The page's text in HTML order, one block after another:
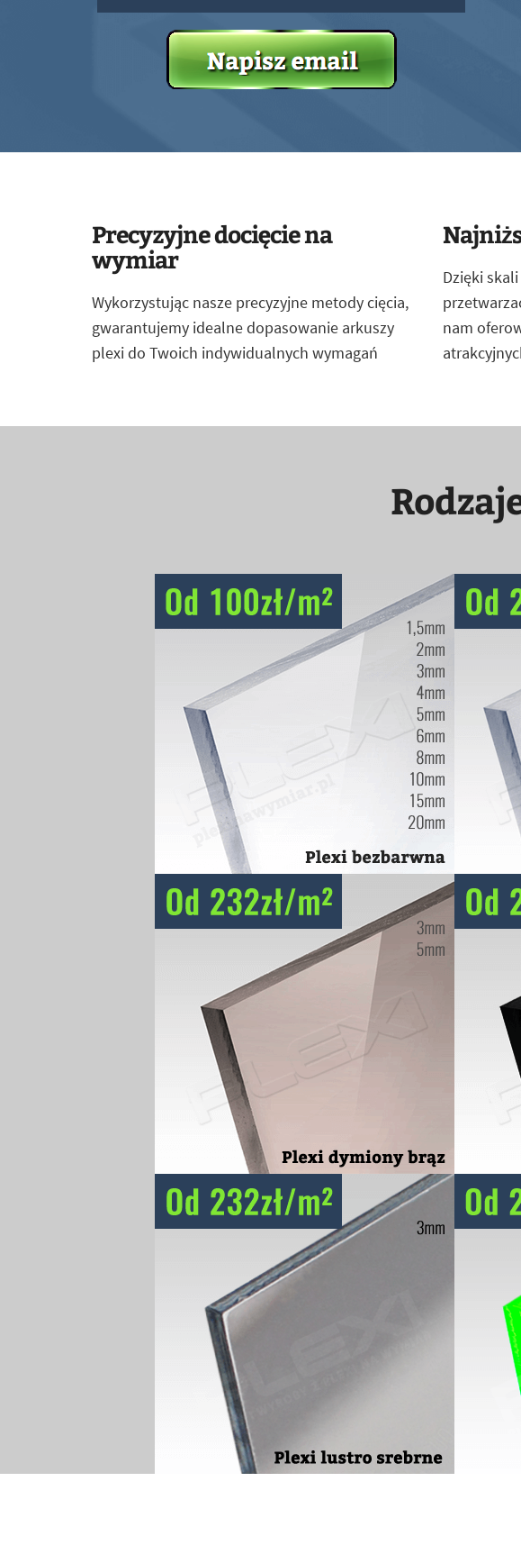
Precyzyjne docięcie na
wymiar
Wykorzystując nasze precyzyjne metody cięcia,
gwarantujemy idealne dopasowanie arkuszy
plexi do Twoich indywidualnych wymagań
Dzięki
nam